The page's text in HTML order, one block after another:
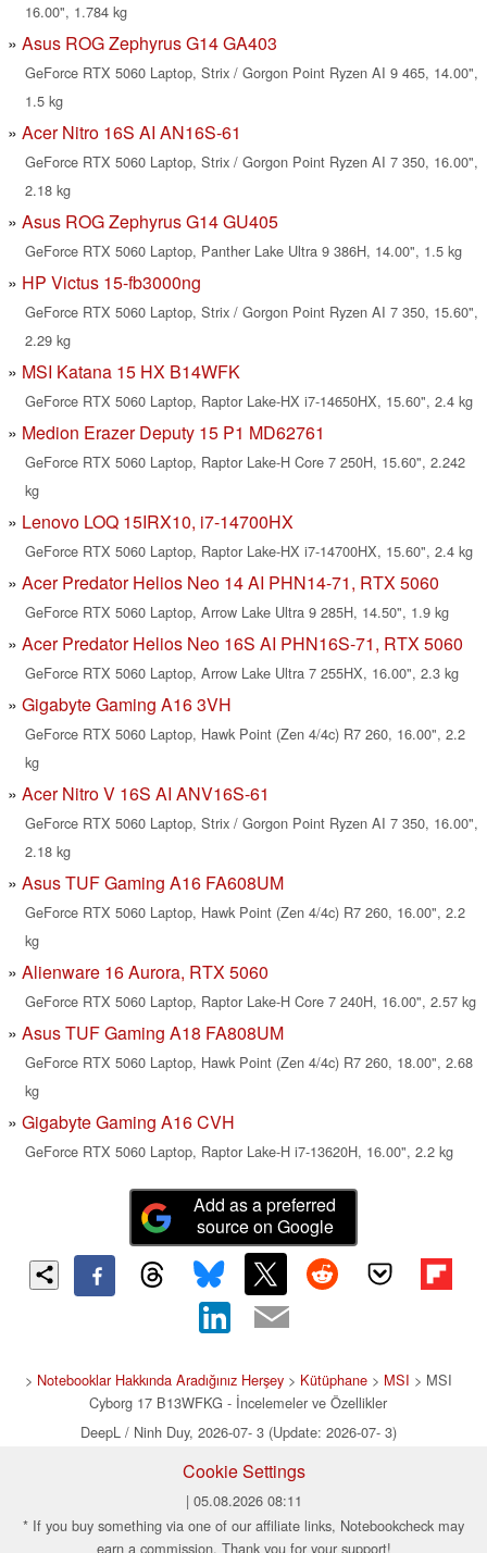
16.00", 1.784 kg
Asus ROG Zephyrus G14 GA403
GeForce RTX 5060 Laptop, Strix / Gorgon Point Ryzen AI 9 465, 14.00",
1.5 kg
Acer Nitro 16S AI AN16S-61
GeForce RTX 5060 Laptop, Strix / Gorgon Point Ryzen AI 7 350, 16.00",
2.18 kg
Asus ROG Zephyrus G14 GU405
GeForce RTX 5060 Laptop, Panther Lake Ultra 9 386H, 14.00", 1.5 kg
HP Victus 15-fb3000ng
GeForce RTX 5060 Laptop, Strix / Gorgon Point Ryzen AI 7 350, 15.60",
2.29 kg
MSI Katana 15 HX B14WFK
GeForce RTX 5060 Laptop, Raptor Lake-HX i7-14650HX, 15.60", 2.4 kg
Medion Erazer Deputy 15 P1 MD62761
GeForce RTX 5060 Laptop, Raptor Lake-H Core 7 250H, 15.60", 2.242
kg
Lenovo LOQ 15IRX10, i7-14700HX
GeForce RTX 5060 Laptop, Raptor Lake-HX i7-14700HX, 15.60", 2.4 kg
Acer Predator Helios Neo 14 AI PHN14-71, RTX 5060
GeForce RTX 5060 Laptop, Arrow Lake Ultra 9 285H, 14.50", 1.9 kg
Acer Predator Helios Neo 16S AI PHN16S-71, RTX 5060
GeForce RTX 5060 Laptop, Arrow Lake Ultra 7 255HX, 16.00", 2.3 kg
Gigabyte Gaming A16 3VH
GeForce RTX 5060 Laptop, Hawk Point (Zen 4/4c) R7 260, 16.00", 2.2
kg
Acer Nitro V 16S AI ANV16S-61
GeForce RTX 5060 Laptop, Strix / Gorgon Point Ryzen AI 7 350, 16.00",
2.18 kg
Asus TUF Gaming A16 FA608UM
GeForce RTX 5060 Laptop, Hawk Point (Zen 4/4c) R7 260, 16.00", 2.2
kg
Alienware 16 Aurora, RTX 5060
GeForce RTX 5060 Laptop, Raptor Lake-H Core 7 240H, 16.00", 2.57 kg
Asus TUF Gaming A18 FA808UM
GeForce RTX 5060 Laptop, Hawk Point (Zen 4/4c) R7 260, 18.00", 2.68
kg
Gigabyte Gaming A16 CVH
GeForce RTX 5060 Laptop, Raptor Lake-H i7-13620H, 16.00", 2.2 kg
Add as a preferred
source on Google
> Notebooklar Hakkında Aradığınız Herşey> Kütüphane> MSI > MSI
Cyborg 17 B13WFKG - İncelemeler ve Özellikler
DeepL / Ninh Duy, 2026-07- 3 (Update: 2026-07- 3)
Cookie Settings
| 05.08.2026 08:11
* If you buy something via one of our affiliate links, Notebookcheck may
earn a commission. Thank you for your support!